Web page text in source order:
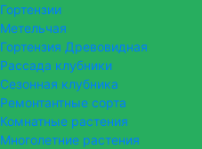
Гортензии
Метельчая
Гортензия Древовидная
Рассада клубники
Сезонная клубника
Ремонтантные сорта
Комнатные растения
Многолетние растения